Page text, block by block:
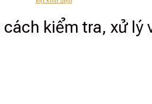
kiểm tra, xử lý